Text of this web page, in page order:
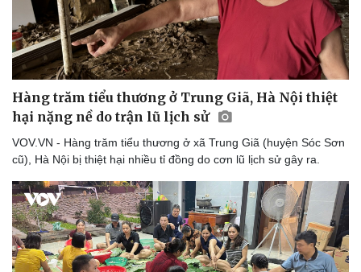
Hàng trăm tiểu thương ở Trung Giã, Hà Nội thiệt
hại nặng nề do trận lũ lịch sử
VOV.VN - Hàng trăm tiểu thương ở xã Trung Giã (huyện Sóc Sơn
cũ), Hà Nội bị thiệt hại nhiều tỉ đồng do cơn lũ lịch sử gây ra.